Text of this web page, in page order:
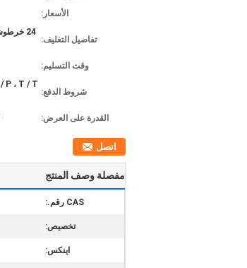
الأسعار:
تفاصيل التغليف:
وقت التسليم:
شروط الدفع:
القدرة على العرض:
اتصل
مفصلة وصف المنتج
CAS رقم.:
تخصيص:
اينكس: